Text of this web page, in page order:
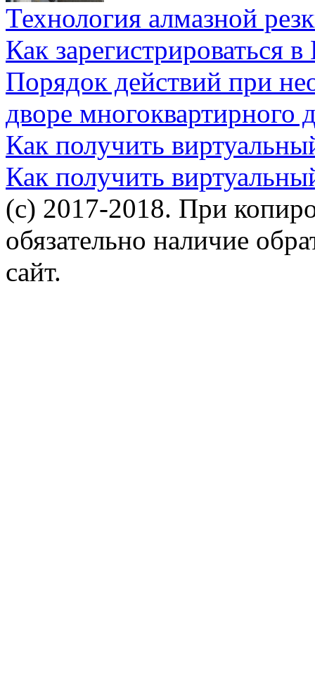
Технология алмазной
Как зарегистрироваться
Порядок действий при
дворе многоквартирного
Как получить
Как получить
(c) 2017-2018. При
обязательно наличие
сайт.